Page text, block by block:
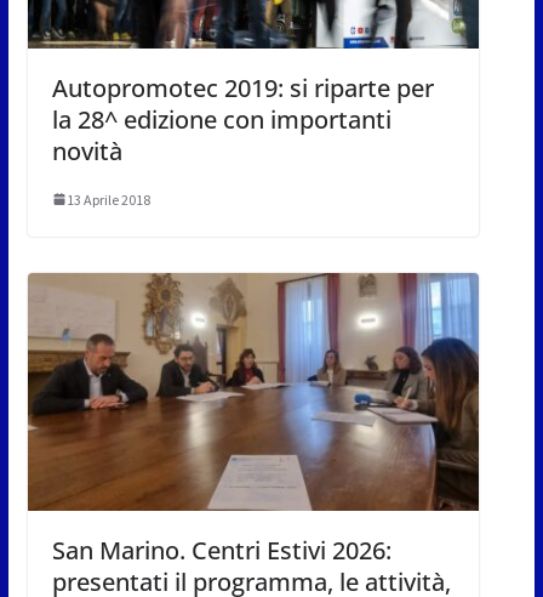
Autopromotec 2019: si riparte per
la 28^ edizione con importanti
novità
13 Aprile 2018
San Marino. Centri Estivi 2026:
presentati il programma, le attività,